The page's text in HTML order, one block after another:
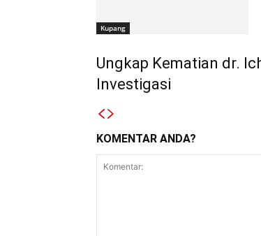
Kupang
Ungkap Kematian dr.
Investigasi
KOMENTAR ANDA?